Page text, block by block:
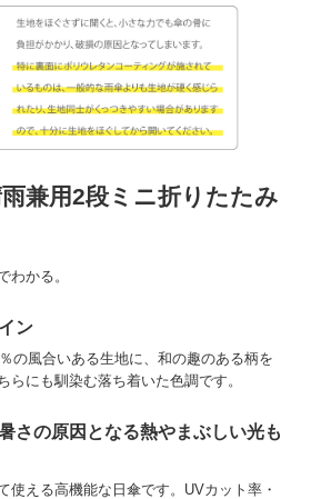
兼用2段ミニ折りたたみ
わかる。
ン
の風合いある生地に、和の趣のある柄を
らにも馴染む落ち着いた色調です。
さの原因となる熱やまぶしい光も
使える高機能な日傘です。UVカット率・